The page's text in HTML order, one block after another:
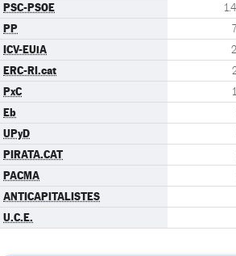
PSC-PSOE
PP
ICV-EUiA
ERC-RI.cat
PxC
Eb
UPyD
PIRATA.CAT
PACMA
ANTICAPITALISTES
U.C.E.